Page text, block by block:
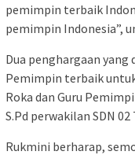
pemimpin terbaik
pemimpin Indonesia”,
Dua penghargaan yang
Pemimpin terbaik
Roka dan Guru
S.Pd perwakilan SDN
Rukmini berharap,